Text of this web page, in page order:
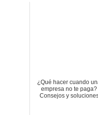
¿Qué hacer cuando
empresa no te paga?
Consejos y